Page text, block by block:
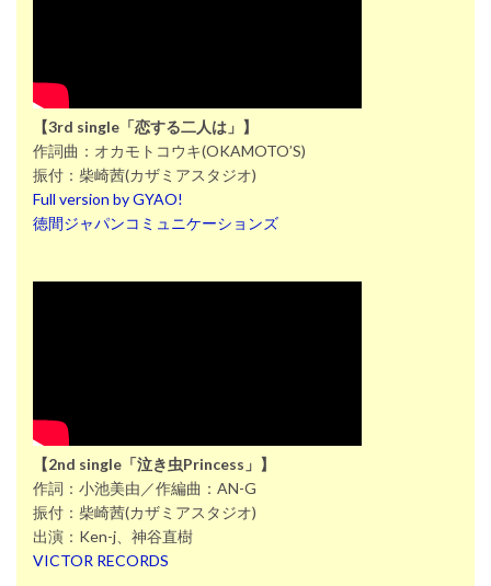
【3rd single「恋する二人は」】
作詞曲：オカモトコウキ(OKAMOTO’S)
振付：柴崎茜(カザミアスタジオ)
Full version by GYAO!
徳間ジャパンコミュニケーションズ
【2nd single「泣き虫Princess」】
作詞：小池美由／作編曲：AN-G
振付：柴崎茜(カザミアスタジオ)
出演：Ken-j、神谷直樹
VICTOR RECORDS